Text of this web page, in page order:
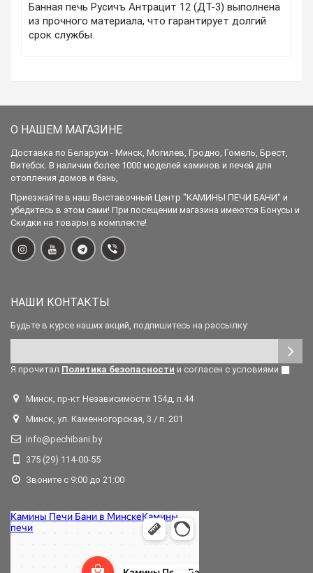
Банная печь Русичъ Антрацит 12 (ДТ-3) выполнена
из прочного материала, что гарантирует долгий
срок службы.
О НАШЕМ МАГАЗИНЕ
Доставка по Беларуси - Минск, Могилев, Гродно, Гомель, Брест,
Витебск. В наличии более 1000 моделей каминов и печей для
отопления домов и бань,
Приезжайте в наш Выставочный Центр "КАМИНЫ ПЕЧИ БАНИ" и
убедитесь в этом сами! При посещении магазина имеются Бонусы и
Скидки на товары в комплекте!
НАШИ КОНТАКТЫ
Будьте в курсе наших акций, подпишитесь на рассылку:
Я прочитал Политика безопасности и согласен с условиями
Минск, пр-кт Независимости 154д, п.44
Минск, ул. Каменногорская, 3 / п. 201
info@pechibani.by
375 (29) 114-00-55
Звоните с 9:00 до 21:00